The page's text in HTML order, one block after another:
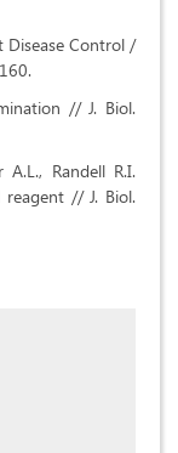
Disease Control /
// J. Biol.
A.L., Randell R.I.
// J. Biol.